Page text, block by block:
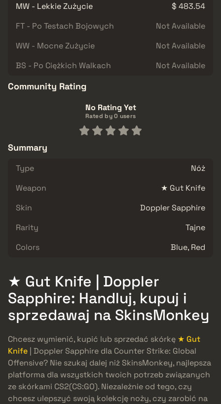
MW - Lekkie Zużycie
$ 483.54
FT - Po Testach Bojowych
Not Available
WW - Mocne Zużycie
Not Available
BS - Po Ciężkich Walkach
Not Available
Community Rating
No Rating Yet
Rated by 0 users
Summary
Type
Nóż
Weapon
★ Gut Knife
Skin
Doppler Sapphire
Rarity
Tajne
Colors
Blue, Red
★ Gut Knife | Doppler
Sapphire: Handluj, kupuj i
sprzedawaj na SkinsMonkey
Chcesz wymienić, kupić lub sprzedać skórkę ★ Gut
Knife | Doppler Sapphire dla Counter Strike: Global
Offensive? Nie szukaj dalej niż SkinsMonkey, najlepsza
platforma dla wszystkich twoich potrzeb związanych
ze skórkami CS2(CS:GO). Niezależnie od tego, czy
chcesz ulepszyć swoją kolekcję noży, czy zarobić na